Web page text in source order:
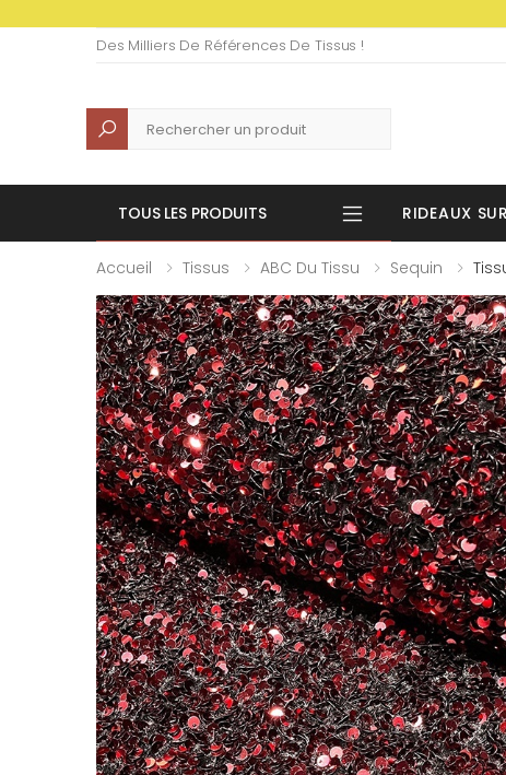
Des Milliers De Références De Tissus !
Recherche
TOUS LES PRODUITS RIDEAUX
Accueil Tissus ABC Du Tissu Sequin